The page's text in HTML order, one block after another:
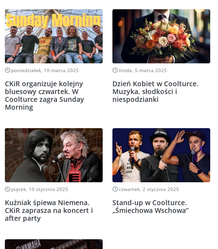
poniedziałek, 10 marca 2025
CKiR organizuje kolejny
bluesowy czwartek. W
Coolturce zagra Sunday
Morning
środa, 5 marca 2025
Dzień Kobiet w Coolturce.
Muzyka, słodkości i
niespodzianki
piątek, 10 stycznia 2025
Kuźniak śpiewa Niemena.
CKiR zaprasza na koncert i
after party
czwartek, 2 stycznia 2025
Stand-up w Coolturce.
„Śmiechowa Wschowa”